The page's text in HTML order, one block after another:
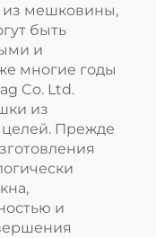
для яркого
платка
мешковины,
быть
и
многие годы
Co. Ltd.
из
Прежде
и